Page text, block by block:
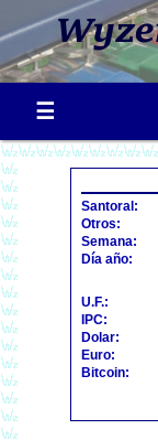
Santoral:
Otros:
Semana:
Día año:
U.F.:
IPC:
Dolar:
Euro:
Bitcoin: